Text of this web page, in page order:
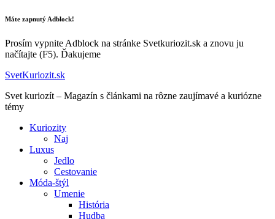
Máte zapnutý Adblock!
Prosím vypnite Adblock na stránke Svetkuriozit.sk a znovu ju
načítajte (F5). Ďakujeme
SvetKuriozit.sk
Svet kuriozít – Magazín s článkami na rôzne zaujímavé a kuriózne
témy
Kuriozity
Naj
Luxus
Jedlo
Cestovanie
Móda-štýl
Umenie
História
Hudba